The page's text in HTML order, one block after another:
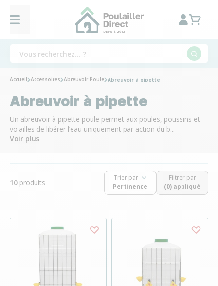
Accueil Accessoires Abreuvoir Poule Abreuvoir à pipette
Abreuvoir à pipette
Un abreuvoir à pipette poule permet aux poules, poussins et
volailles de libérer l’eau uniquement par action du b...
Voir plus
10 produits
Trier par
Filtrer par
(0) appliqué